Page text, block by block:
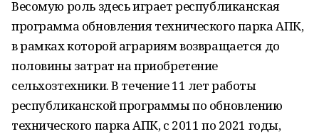
Весомую роль здесь играет республиканская
программа обновления технического парка АПК,
в рамках которой аграриям возвращается до
половины затрат на приобретение
сельхозтехники. В течение 11 лет работы
республиканской программы по обновлению
технического парка АПК, с 2011 по 2021 годы,